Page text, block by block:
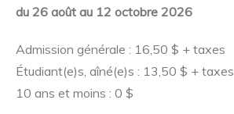
du 26 août au 12 octobre 2026
Admission générale : 16,50 $ + taxes
Étudiant(e)s, aîné(e)s : 13,50 $ + taxes
10 ans et moins : 0 $